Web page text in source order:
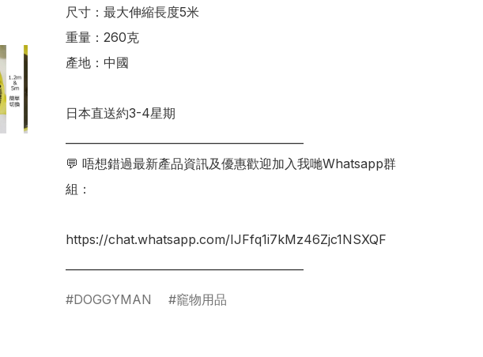
尺寸：最大伸縮長度5米
重量：260克
產地：中國
日本直送約3-4星期
💬 唔想錯過最新產品資訊及優惠歡迎加入我哋Whatsapp群
組：
https://chat.whatsapp.com/IJFfq1i7kMz46Zjc1NSXQF
DOGGYMAN 竉物用品